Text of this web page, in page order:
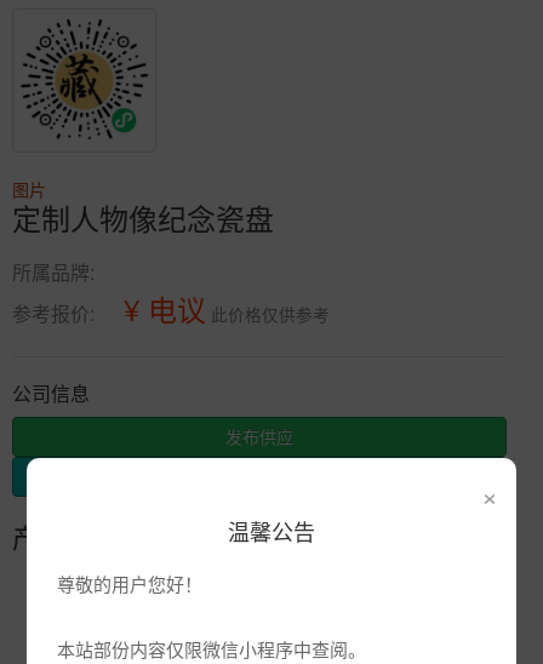
×
温馨公告
尊敬的用户您好！
本站部份内容仅限微信小程序中查阅。
图片
定制人物像纪念瓷盘
所属品牌:
参考报价:
¥ 电议 此价格仅供参考
公司信息
发布供应
产品参数
编号:
定制人像纪念瓷盘